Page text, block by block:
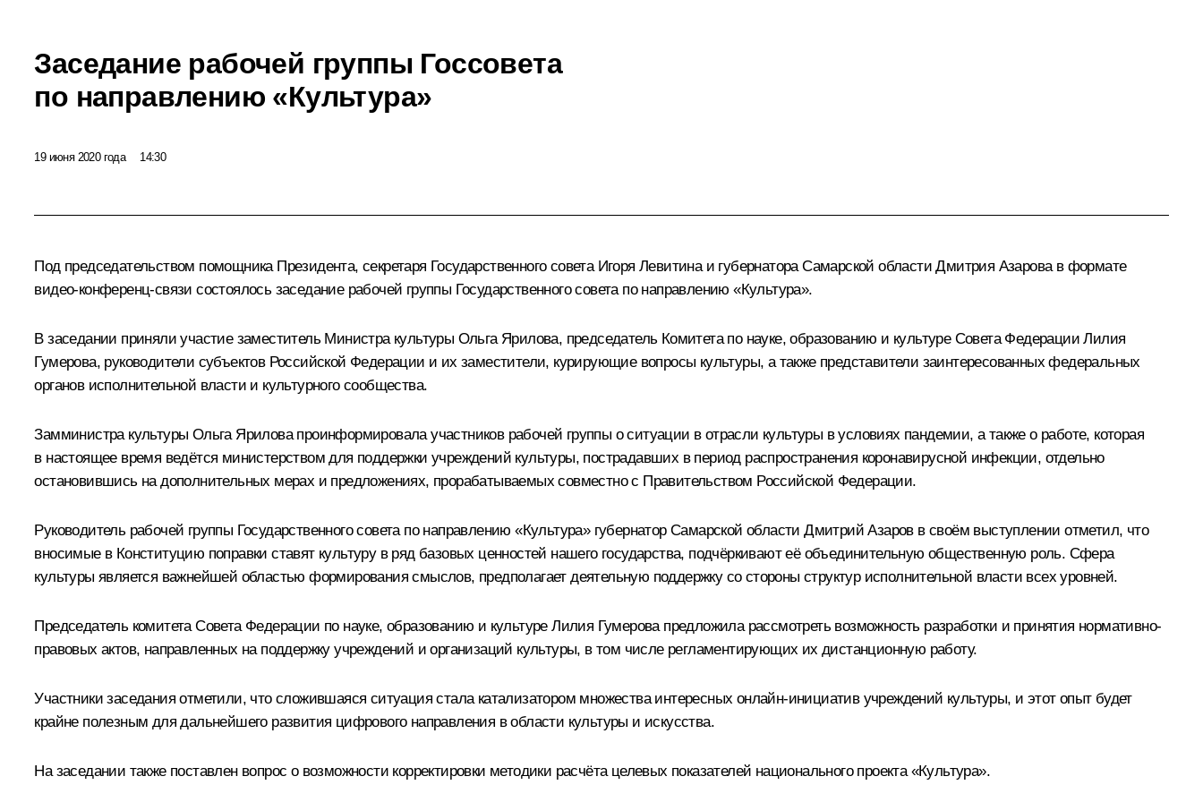
Заседание рабочей группы Госсовета
по направлению «Культура»
19 июня 2020 года 14:30
Под председательством помощника Президента, секретаря Государственного совета Игоря Левитинаи губернатора Самарской областиДмитрия Азаровав формате
видео-конференц-связи состоялось заседание рабочей группы Государственного совета по направлению «Культура».
В заседании приняли участие заместитель Министра культуры Ольга Ярилова, председатель Комитета по науке, образованию и культуре Совета Федерации Лилия
Гумерова, руководители субъектов Российской Федерации и их заместители, курирующие вопросы культуры, а также представители заинтересованных федеральных
органов исполнительной власти и культурного сообщества.
Замминистра культуры Ольга Ярилова проинформировала участников рабочей группы о ситуации в отрасли культуры в условиях пандемии, а также о работе, которая
в настоящее время ведётся министерством для поддержки учреждений культуры, пострадавших в период распространения коронавирусной инфекции, отдельно
остановившись на дополнительных мерах и предложениях, прорабатываемых совместно с Правительством Российской Федерации.
Руководитель рабочей группы Государственного совета по направлению «Культура» губернатор Самарской области Дмитрий Азаров в своём выступлении отметил, что
вносимые в Конституцию поправки ставят культуру в ряд базовых ценностей нашего государства, подчёркивают её объединительную общественную роль. Сфера
культуры является важнейшей областью формирования смыслов, предполагает деятельную поддержку со стороны структур исполнительной власти всех уровней.
Председатель комитета Совета Федерации по науке, образованию и культуре Лилия Гумерова предложила рассмотреть возможность разработки и принятия нормативно-
правовых актов, направленных на поддержку учреждений и организаций культуры, в том числе регламентирующих их дистанционную работу.
Участники заседания отметили, что сложившаяся ситуация стала катализатором множества интересных онлайн-инициатив учреждений культуры, и этот опыт будет
крайне полезным для дальнейшего развития цифрового направления в области культуры и искусства.
На заседании также поставлен вопрос о возможности корректировки методики расчёта целевых показателей национального проекта «Культура».